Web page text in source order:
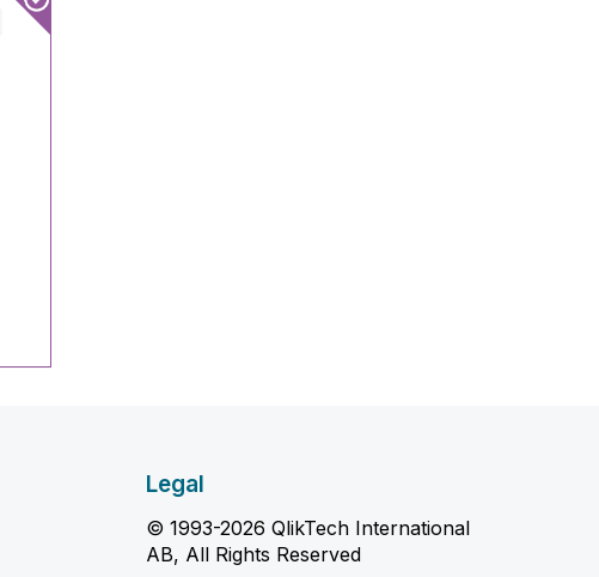
Legal
© 1993-2026 QlikTech International
AB, All Rights Reserved